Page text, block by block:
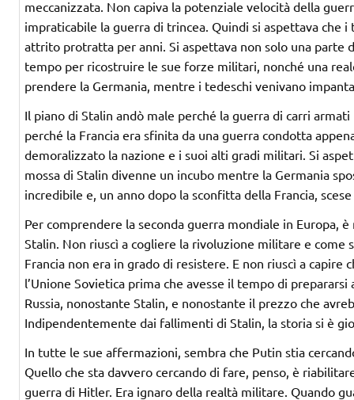
meccanizzata. Non capiva la potenziale velocità della
impraticabile la guerra di trincea. Quindi si aspettava che
attrito protratta per anni. Si aspettava non solo una parte
tempo per ricostruire le sue forze militari, nonché una
prendere la Germania, mentre i tedeschi venivano
Il piano di Stalin andò male perché la guerra di carri
perché la Francia era sfinita da una guerra condotta
demoralizzato la nazione e i suoi alti gradi militari. Si
mossa di Stalin divenne un incubo mentre la Germania
incredibile e, un anno dopo la sconfitta della Francia,
Per comprendere la seconda guerra mondiale in Europa,
Stalin. Non riuscì a cogliere la rivoluzione militare e come
Francia non era in grado di resistere. E non riuscì a
l’Unione Sovietica prima che avesse il tempo di
Russia, nonostante Stalin, e nonostante il prezzo che
Indipendentemente dai fallimenti di Stalin, la storia si è
In tutte le sue affermazioni, sembra che Putin stia
Quello che sta davvero cercando di fare, penso, è
guerra di Hitler. Era ignaro della realtà militare. Quando